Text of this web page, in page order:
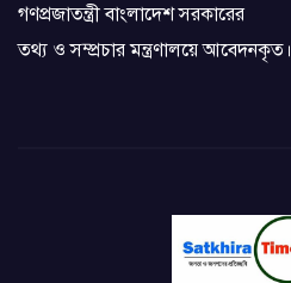
গণপ্রজাতন্ত্রী বাংলাদেশ সরকারের
তথ্য ও সম্প্রচার মন্ত্রণালয়ে আবেদনকৃত।